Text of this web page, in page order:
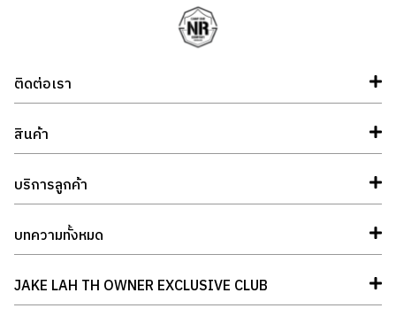
ติดต่อเรา
สินค้า
บริการลูกค้า
บทความทั้งหมด
JAKE LAH TH OWNER EXCLUSIVE CLUB